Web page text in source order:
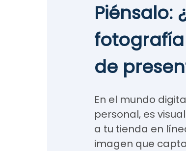
Piénsalo:
de
En el mundo
personal, es
a tu tienda en
imagen que